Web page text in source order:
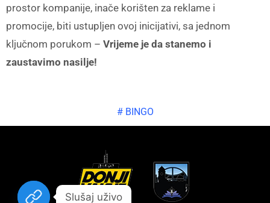
prostor kompanije, inače korišten za reklame i
promocije, biti ustupljen ovoj inicijativi, sa jednom
ključnom porukom – Vrijeme je da stanemo i
zaustavimo nasilje!
# BINGO
Slušaj uživo